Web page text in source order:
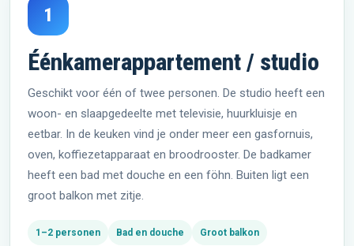
1
Éénkamerappartement / studio
Geschikt voor één of twee personen. De studio heeft een
woon- en slaapgedeelte met televisie, huurkluisje en
eetbar. In de keuken vind je onder meer een gasfornuis,
oven, koffiezetapparaat en broodrooster. De badkamer
heeft een bad met douche en een föhn. Buiten ligt een
groot balkon met zitje.
1–2 personen Bad en douche Groot balkon